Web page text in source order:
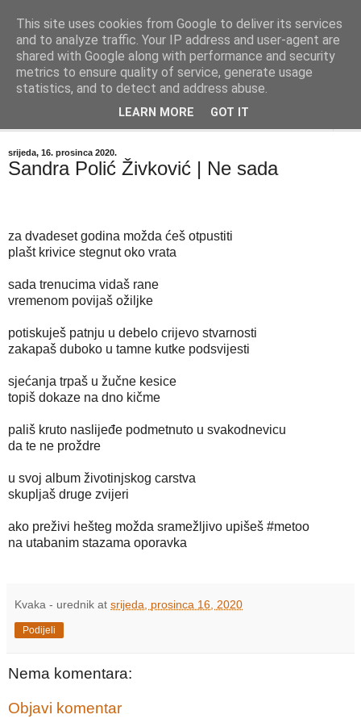
"Kvaka"
Časopis za književnost ISSN 2459-5632
srijeda, 16. prosinca 2020.
Sandra Polić Živković | Ne sada
za dvadeset godina možda ćeš otpustiti
plašt krivice stegnut oko vrata
sada trenucima vidaš rane
vremenom povijaš ožiljke
potiskuješ patnju u debelo crijevo stvarnosti
zakapaš duboko u tamne kutke podsvijesti
sjećanja trpaš u žučne kesice
topiš dokaze na dno kičme
pališ kruto naslijeđe podmetnuto u svakodnevicu
da te ne proždre
u svoj album životinjskog carstva
skupljaš druge zvijeri
ako preživi hešteg možda sramežljivo upišeš #metoo
na utabanim stazama oporavka
Kvaka - urednik at srijeda, prosinca 16, 2020
Podijeli
Nema komentara:
Objavi komentar
This site uses cookies from Google to deliver its services
and to analyze traffic. Your IP address and user-agent are
shared with Google along with performance and security
metrics to ensure quality of service, generate usage
statistics, and to detect and address abuse.
LEARN MORE GOT IT